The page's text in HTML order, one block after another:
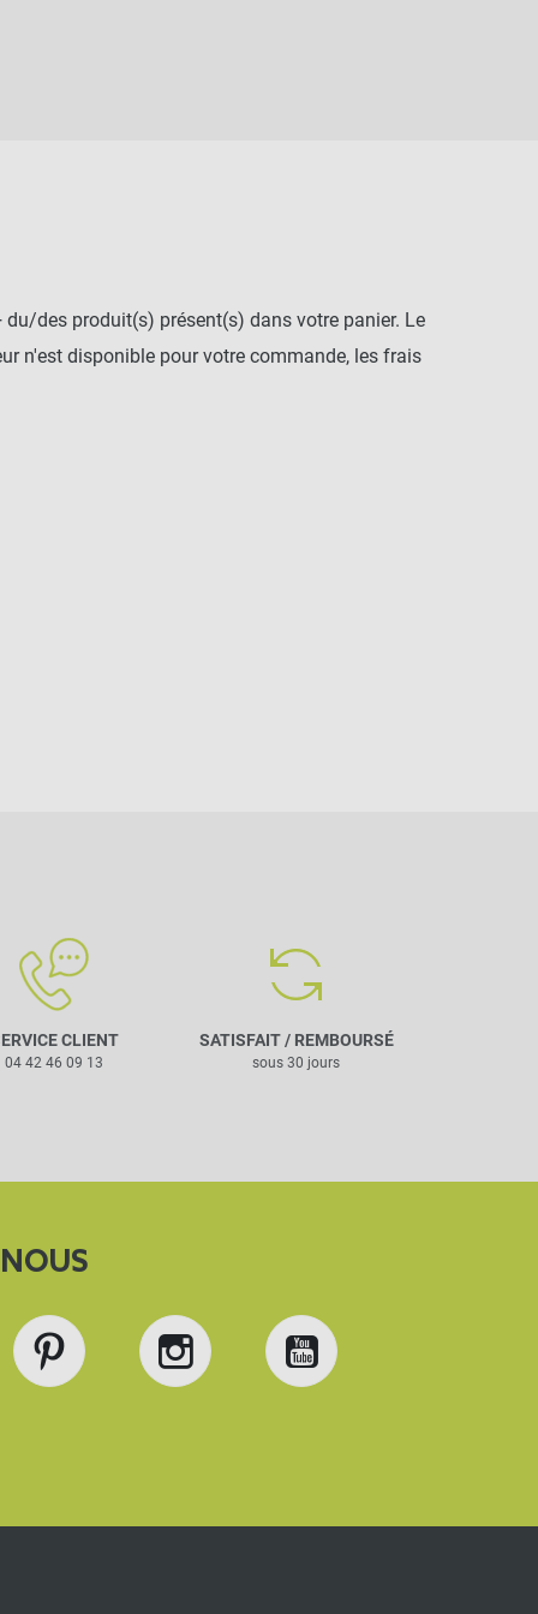
des produit(s) présent(s) dans votre panier. Le
n'est disponible pour votre commande, les frais
CLIENT
04 42 46 09 13
SATISFAIT / REMBOURSÉ
sous 30 jours